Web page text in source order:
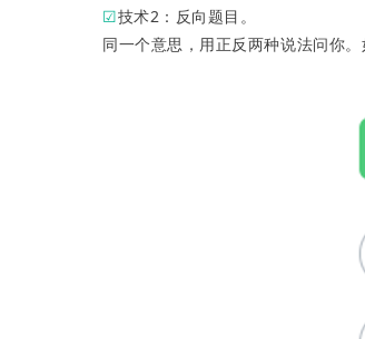
☑技术2：反向题目。
同一个意思，用正反两种说法问你